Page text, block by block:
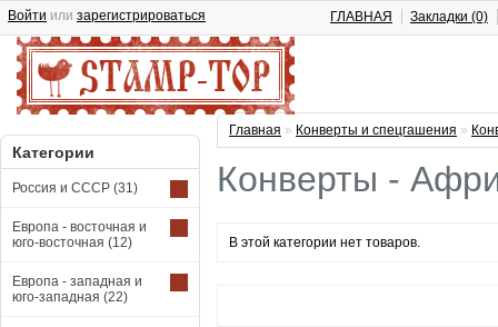
Войти или зарегистрироваться ГЛАВНАЯ Закладки (0)
Категории
Россия и СССР (31)
Европа - восточная и
юго-восточная (12)
Европа - западная и
юго-западная (22)
Главная » Конверты и спецгашения »
Конверты -
В этой категории нет товаров.